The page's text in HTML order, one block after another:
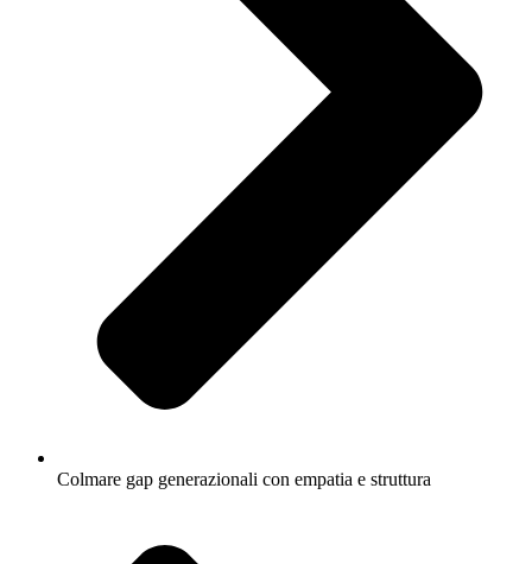
Colmare gap generazionali con empatia e struttura